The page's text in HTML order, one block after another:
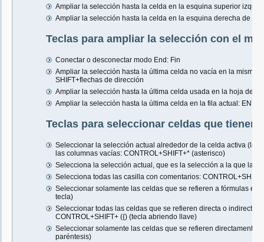
Ampliar la selección hasta la celda en la esquina superior
Ampliar la selección hasta la celda en la esquina derecha de la
Teclas para ampliar la selección con el
Conectar o desconectar modo End: Fin
Ampliar la selección hasta la última celda no vacía en la misma
SHIFT+flechas de dirección
Ampliar la selección hasta la última celda usada en la hoja de
Ampliar la selección hasta la última celda en la fila actual: END,
Teclas para seleccionar celdas que tienen
Seleccionar la selección actual alrededor de la celda activa (la
las columnas vacías: CONTROL+SHIFT+* (asterisco)
Selecciona la selección actual, que es la selección a la que la
Selecciona todas las casilla con comentarios:
Seleccionar solamente las celdas que se refieren a fórmulas en
tecla)
Seleccionar todas las celdas que se refieren directa o
CONTROL+SHIFT+ ({) (tecla abriendo llave)
Seleccionar solamente las celdas que se refieren directamente
paréntesis)